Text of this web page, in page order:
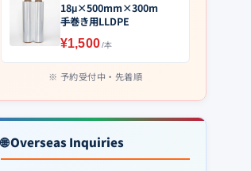
18μ×500mm×300m
手巻き用LLDPE
¥1,500/本
予約受付中・先着順
🌐 Overseas Inquiries